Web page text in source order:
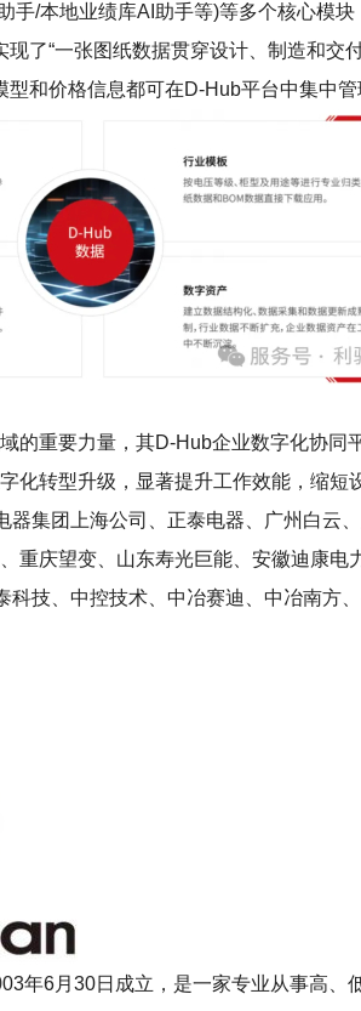
手/本地业绩库AI助手等)等多个核心模块
了“一张图纸数据贯穿设计、制造和交
和价格信息都可在D-Hub平台中集中
的重要力量，其D-Hub企业数字化协
化转型升级，显著提升工作效能，缩短
器集团上海公司、正泰电器、广州白云
重庆望变、山东寿光巨能、安徽迪康电
科技、中控技术、中冶赛迪、中冶南
年6月30日成立，是一家专业从事高